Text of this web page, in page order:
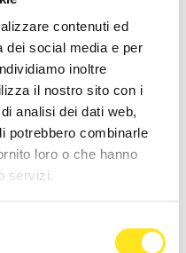
contenuti ed
dei social media e per
inoltre
il nostro sito con i
analisi dei dati web,
potrebbero combinarle
loro o che hanno
servizi.